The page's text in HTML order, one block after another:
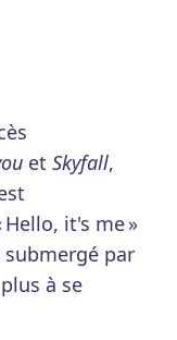
et Skyfall,
it's me »
par
à se